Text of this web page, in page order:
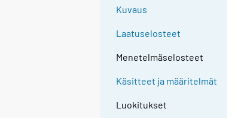
Kuvaus
Laatuselosteet
Menetelmäselosteet
Käsitteet ja määritelmät
Luokitukset